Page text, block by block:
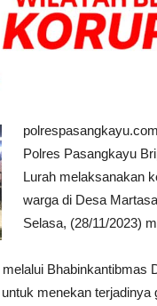
Polres Pasangkayu
Lurah melaksanakan
warga di Desa
Selasa, (28/11/2023)
Bhabinkantibmas
menekan